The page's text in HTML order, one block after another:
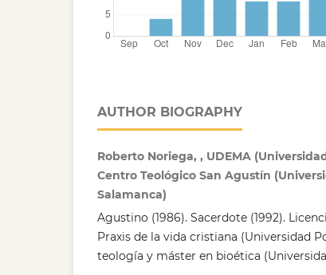
AUTHOR BIOGRAPHY
Roberto Noriega, , UDEMA
Centro Teológico San Agustín
Salamanca)
Agustino (1986). Sacerdote (1992).
Praxis de la vida cristiana (Universidad
teología y máster en bioética